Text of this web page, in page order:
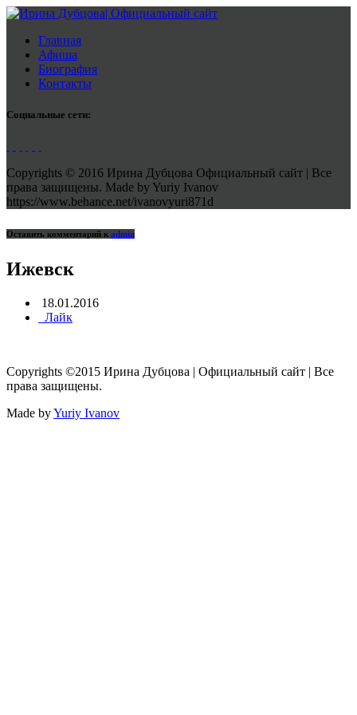
Главная
Афиша
Биография
Контакты
Социальные сети:
Copyrights © 2016 Ирина Дубцова Официальный сайт | Все
права защищены. Made by Yuriy Ivanov
https://www.behance.net/ivanovyuri871d
Оставить комментарий к admin
Ижевск
18.01.2016
Лайк
Copyrights ©2015 Ирина Дубцова | Официальный сайт | Все
права защищены.
Made byYuriy Ivanov